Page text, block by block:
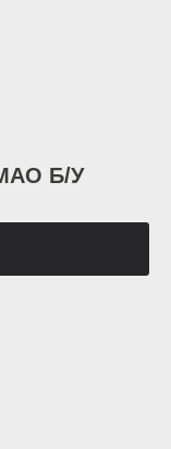
Б/У